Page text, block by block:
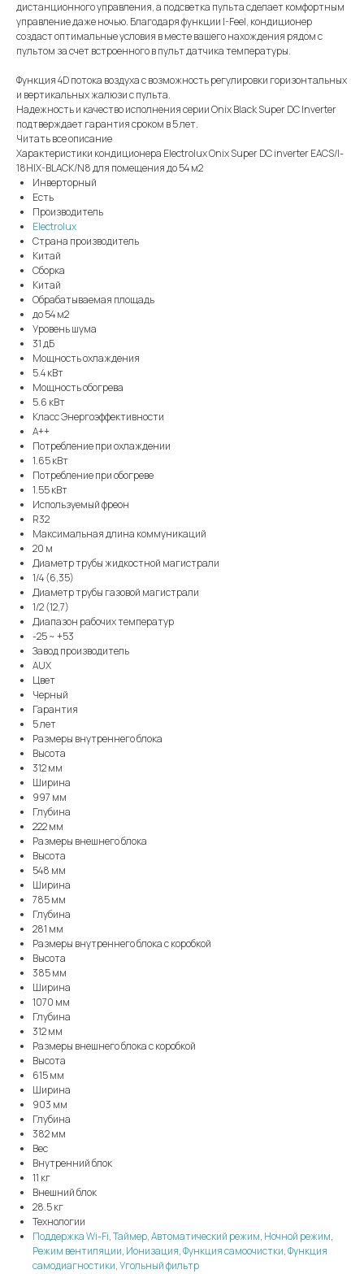
дистанционного управления, а подсветка пульта сделает комфортным
управление даже ночью. Благодаря функции I-Feel, кондиционер
создаст оптимальные условия в месте вашего нахождения рядом с
пультом за счет встроенного в пульт датчика температуры.
Функция 4D потока воздуха с возможность регулировки горизонтальных
и вертикальных жалюзи с пульта.
Надежность и качество исполнения серии Onix Black Super DC Inverter
подтверждает гарантия сроком в 5 лет.
Читать все описание
Характеристики кондиционера Electrolux Onix Super DC inverter EACS/I-
18HIX-BLACK/N8 для помещения до 54 м2
Инверторный
Есть
Производитель
Electrolux
Страна производитель
Китай
Сборка
Китай
Обрабатываемая площадь
до 54 м2
Уровень шума
31 дБ
Мощность охлаждения
5.4 кВт
Мощность обогрева
5.6 кВт
Класс Энергоэффективности
A++
Потребление при охлаждении
1.65 кВт
Потребление при обогреве
1.55 кВт
Используемый фреон
R32
Максимальная длина коммуникаций
20 м
Диаметр трубы жидкостной магистрали
1/4 (6,35)
Диаметр трубы газовой магистрали
1/2 (12,7)
Диапазон рабочих температур
-25 ~ +53
Завод производитель
AUX
Цвет
Черный
Гарантия
5 лет
Размеры внутреннего блока
Высота
312 мм
Ширина
997 мм
Глубина
222 мм
Размеры внешнего блока
Высота
548 мм
Ширина
785 мм
Глубина
281 мм
Размеры внутреннего блока с коробкой
Высота
385 мм
Ширина
1070 мм
Глубина
312 мм
Размеры внешнего блока с коробкой
Высота
615 мм
Ширина
903 мм
Глубина
382 мм
Вес
Внутренний блок
11 кг
Внешний блок
28.5 кг
Технологии
Поддержка Wi-Fi,Таймер,Автоматический режим, Ночной режим,
Режим вентиляции, Ионизация,Функция самоочистки,Функция
самодиагностики,Угольный фильтр